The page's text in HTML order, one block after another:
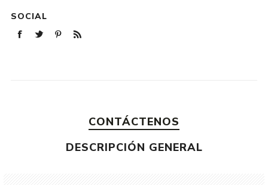
SOCIAL
CONTÁCTENOS
DESCRIPCIÓN GENERAL